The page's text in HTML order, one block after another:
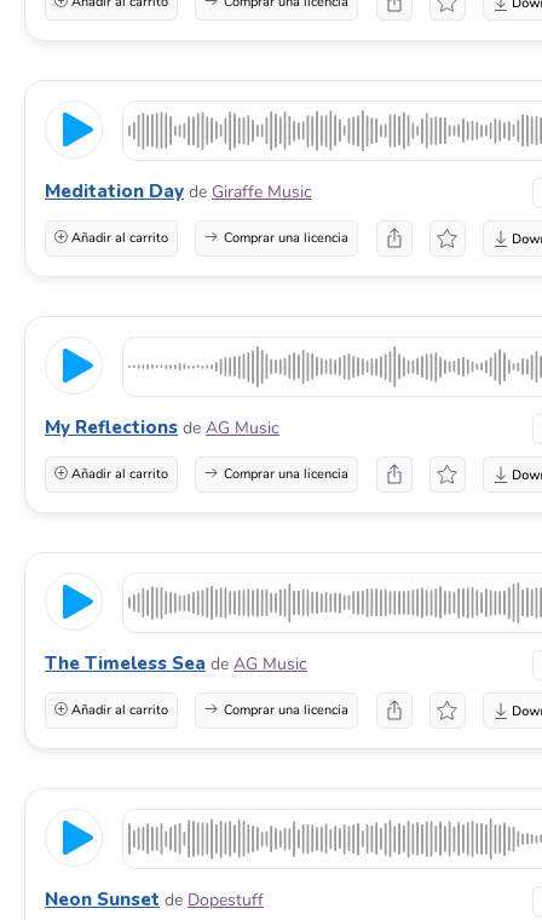
Meditation Day de Giraffe Music
Añadir al carrito Comprar una licencia
My Reflections de AG Music
Añadir al carrito Comprar una licencia
The Timeless Sea de AG Music
Añadir al carrito Comprar una licencia
Neon Sunset de Dopestuff